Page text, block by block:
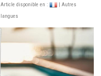
Article disponible en :
| Autres
langues